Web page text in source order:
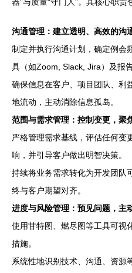
沟通管理：建立透明、高效的沟
制定并执行沟通计划，确定例会
具（如Zoom, Slack, Jira）及报告
确保信息在客户、项目团队、利
地流动，主动消除信息孤岛。
范围与需求管理：控制变更，聚
严格管理需求基线，评估任何变
响，并引导客户做出明智决策。
持续将业务需求转化为开发团队
终与客户期望对齐。
进度与风险管理：预见问题，主
使用甘特图、燃尽图等工具可视
措施。
系统性地识别技术、沟通、资源